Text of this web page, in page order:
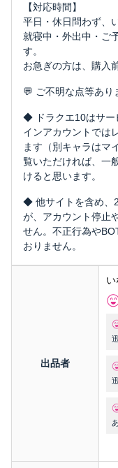
【対応時間】
平日・休日問わず、
就寝中・外出中・ご
す。
お急ぎの方は、購入
💬 ご不明な点等あり
◆ ドラクエ10はサー
インアカウントでは
ます（別キャラはマ
覧いただければ、一
けると思います。
◆ 他サイトを含め、
が、アカウント停止
せん。不正行為や
おりません。
出品者